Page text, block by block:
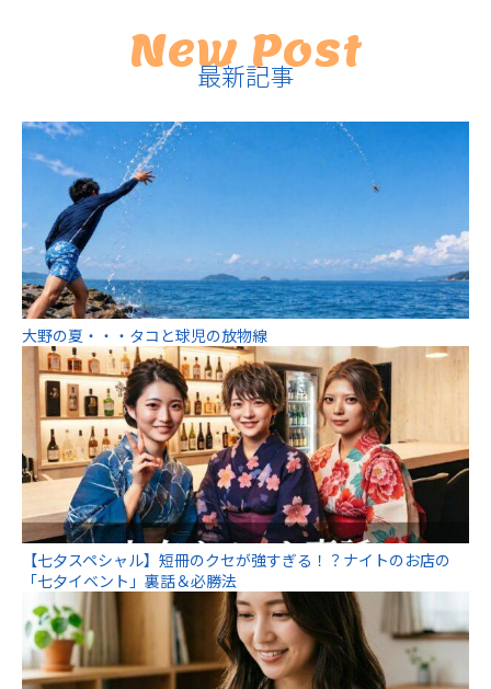
New Post
最新記事
大野の夏・・・タコと球児の放物線
【七夕スペシャル】短冊のクセが強すぎる！？ナイトのお店の
「七夕イベント」裏話＆必勝法